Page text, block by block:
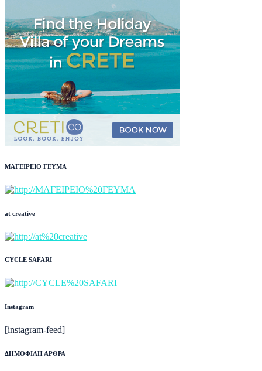
ΜΑΓΕΙΡΕΙΟ ΓΕΥΜΑ
at creative
CYCLE SAFARI
Instagram
[instagram-feed]
ΔΗΜΟΦΙΛΗ ΑΡΘΡΑ